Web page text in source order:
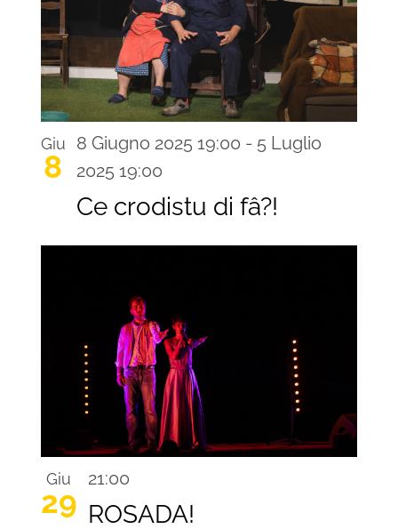
Giu
8
8 Giugno 2025 19:00 - 5 Luglio
2025 19:00
Ce crodistu di fâ?!
Giu
29
21:00
ROSADA!